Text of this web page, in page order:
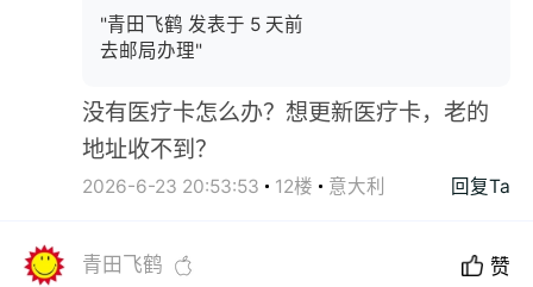
"青田飞鹤 发表于 5 天前
去邮局办理"
没有医疗卡怎么办？想更新医疗卡，老的
地址收不到？
2026-6-23 20:53:53 12楼 意大利 回复Ta
青田飞鹤 赞